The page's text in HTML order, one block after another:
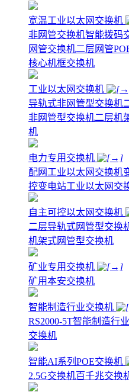
宽温工业以太网交换机
非网管交换机智能拨码
网管交换机二层网管
核心机框交换机
工业以太网交换机
导轨式非网管型交换机
非网管型交换机二层机
机
电力专用交换机
配网工业以太网交换机
控变电站工业以太网交
自主可控以太网交换机
二层导轨式网管型交换
机架式网管型交换机
矿业专用交换机
矿用本安交换机
智能制造行业交换机
RS2000-5T智能制造行
交换机
智能AI系列POE交换机
2.5G交换机百千兆交换